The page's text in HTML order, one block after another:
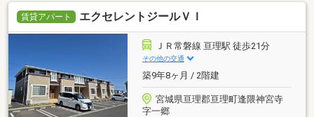
賃貸アパート エクセレントジールＶＩ
ＪＲ常磐線 亘理駅 徒歩21分
その他の交通
築9年8ヶ月 / 2階建
宮城県亘理郡亘理町逢隈神宮寺
字一郷